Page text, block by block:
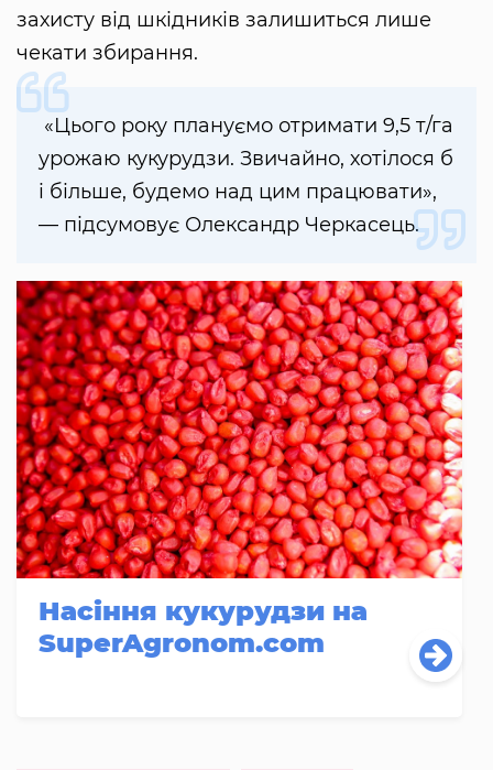
захисту від шкідників залишиться лише
чекати збирання.
«Цього року плануємо отримати 9,5 т/га
урожаю кукурудзи. Звичайно, хотілося б
і більше, будемо над цим працювати»,
— підсумовує Олександр Черкасець.
Насіння кукурудзи на
SuperAgronom.com